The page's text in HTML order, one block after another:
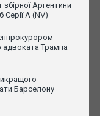
Аргентини
Серії А (NV)
Трампа
Барселону